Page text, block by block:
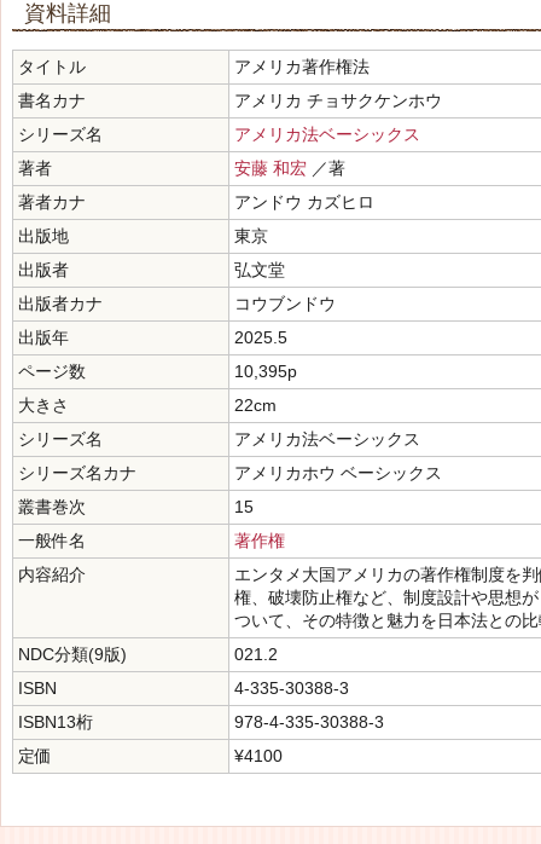
資料詳細
タイトル
アメリカ著作権法
書名カナ
アメリカ チョサクケンホウ
シリーズ名
アメリカ法ベーシックス
著者
安藤 和宏 ／著
著者カナ
アンドウ カズヒロ
出版地
東京
出版者
弘文堂
出版者カナ
コウブンドウ
出版年
2025.5
ページ数
10,395p
大きさ
22cm
シリーズ名
アメリカ法ベーシックス
シリーズ名カナ
アメリカホウ ベーシックス
叢書巻次
15
一般件名
著作権
内容紹介
エンタメ大国アメリカの著作権制度を
権、破壊防止権など、制度設計や思想
ついて、その特徴と魅力を日本法との
NDC分類(9版)
021.2
ISBN
4-335-30388-3
ISBN13桁
978-4-335-30388-3
定価
¥4100